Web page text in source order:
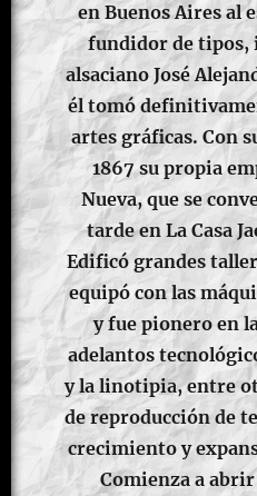
en Buenos Aires al
fundidor de tipos,
alsaciano José
él tomó
artes gráficas. Con
1867 su propia
Nueva, que se
tarde en La Casa
Edificó grandes
equipó con las
y fue pionero en
adelantos
y la linotipia, entre
de reproducción de
crecimiento y
Comienza a